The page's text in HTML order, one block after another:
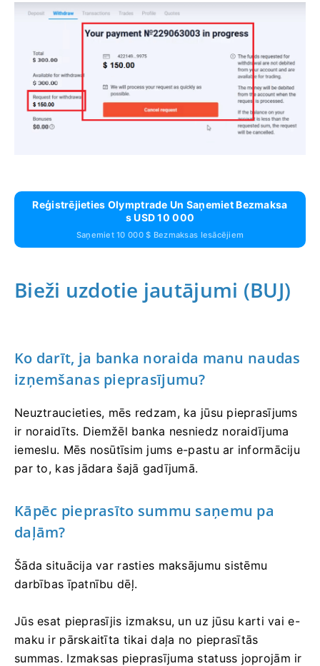
Reģistrējieties Olymptrade Un Saņemiet Bezmaksa
S USD 10 000
Saņemiet 10 000 $ Bezmaksas Iesācējiem
Bieži uzdotie jautājumi (BUJ)
Ko darīt, ja banka noraida manu naudas
izņemšanas pieprasījumu?
Neuztraucieties, mēs redzam, ka jūsu pieprasījums
ir noraidīts. Diemžēl banka nesniedz noraidījuma
iemeslu. Mēs nosūtīsim jums e-pastu ar informāciju
par to, kas jādara šajā gadījumā.
Kāpēc pieprasīto summu saņemu pa
daļām?
Šāda situācija var rasties maksājumu sistēmu
darbības īpatnību dēļ.
Jūs esat pieprasījis izmaksu, un uz jūsu karti vai e-
maku ir pārskaitīta tikai daļa no pieprasītās
summas. Izmaksas pieprasījuma statuss joprojām ir